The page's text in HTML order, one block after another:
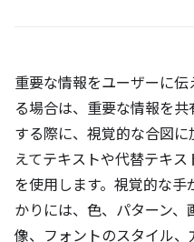
重要な情報をユーザーに伝
る場合は、重要な情報を共
する際に、視覚的な合図に
えてテキストや代替テキス
を使用します。視覚的な手
かりには、色、パターン、
像、フォントのスタイル、